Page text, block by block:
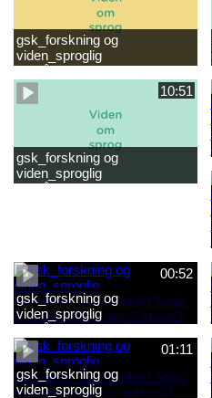
gsk_forskning og
viden_sproglig
forståelse_Snak med dit barn
2-6 år.mp4
10:51
gsk_forskning og
viden_sproglig
forståelse_Barnets sproglige
00:52
gsk_forskning og
viden_sproglig
forståelse_Samtalekort Snak
med dit barn 6 mdr-2 år.mp3
01:11
gsk_forskning og
viden_sproglig